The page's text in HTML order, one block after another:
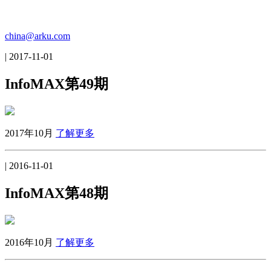
china@arku.com
| 2017-11-01
InfoMAX第49期
2017年10月 了解更多
| 2016-11-01
InfoMAX第48期
2016年10月 了解更多